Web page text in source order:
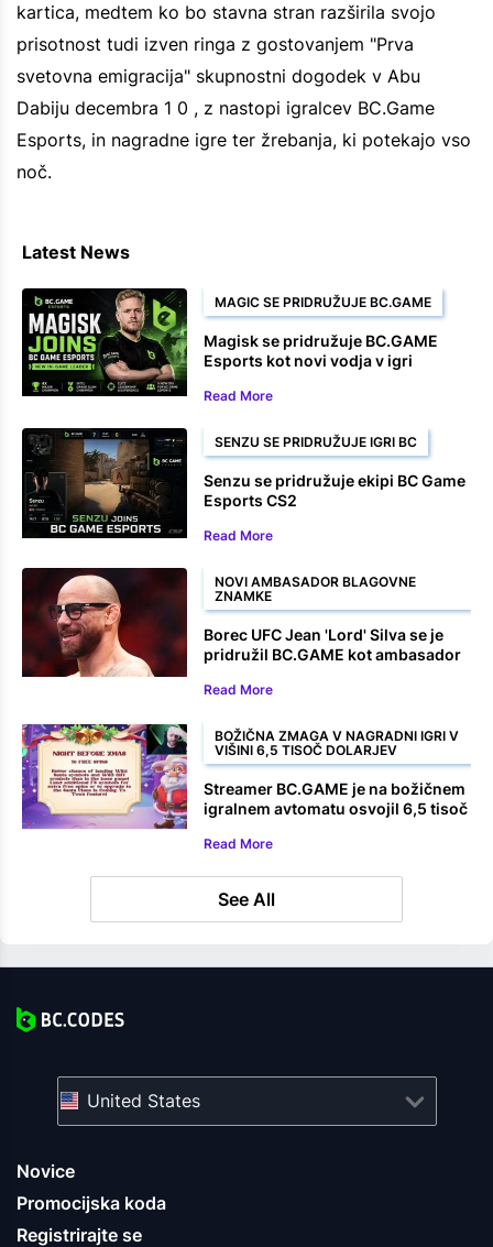
kartica, medtem ko bo stavna stran razširila svojo
prisotnost tudi izven ringa z gostovanjem "Prva
svetovna emigracija" skupnostni dogodek v Abu
Dabiju decembra 1 0 , z nastopi igralcev BC.Game
Esports, in nagradne igre ter žrebanja, ki potekajo vso
noč.
Latest News
MAGIC SE PRIDRUŽUJE BC.GAME
Magisk se pridružuje BC.GAME
Esports kot novi vodja v igri
Read More
SENZU SE PRIDRUŽUJE IGRI BC
Senzu se pridružuje ekipi BC Game
Esports CS2
Read More
NOVI AMBASADOR BLAGOVNE
ZNAMKE
Borec UFC Jean 'Lord' Silva se je
pridružil BC.GAME kot ambasador
Read More
BOŽIČNA ZMAGA V NAGRADNI IGRI V
VIŠINI 6,5 TISOČ DOLARJEV
Streamer BC.GAME je na božičnem
igralnem avtomatu osvojil 6,5 tisoč
Read More
See All
Novice
Promocijska koda
Registrirajte se
United States